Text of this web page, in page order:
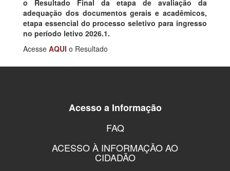
o Resultado Final da etapa de avaliação da
adequação dos documentos gerais e acadêmicos,
etapa essencial do processo seletivo para ingresso
no período letivo 2026.1.
Acesse AQUI o Resultado
Acesso a Informação
FAQ
ACESSO À INFORMAÇÃO AO
CIDADÃO